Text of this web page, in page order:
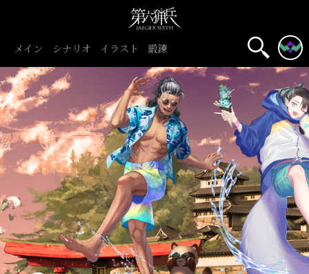
メイン シナリオ イラスト 鍛錬